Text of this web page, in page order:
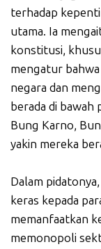
terhadap
utama. Ia
konstitusi,
mengatur
negara dan
berada di bawah
Bung Karno,
yakin mereka
Dalam
keras kepada
memanfaatkan
memonopoli